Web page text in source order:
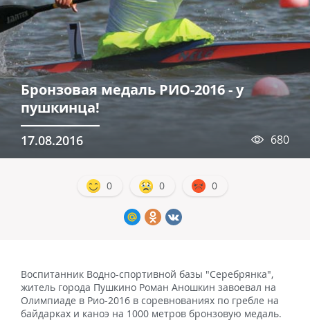
Бронзовая медаль РИО-2016 - у
пушкинца!
17.08.2016 680
0 0 0
Воспитанник Водно-спортивной базы "Серебрянка",
житель города Пушкино Роман Аношкин завоевал на
Олимпиаде в Рио-2016 в соревнованиях по гребле на
байдарках и каноэ на 1000 метров бронзовую медаль.